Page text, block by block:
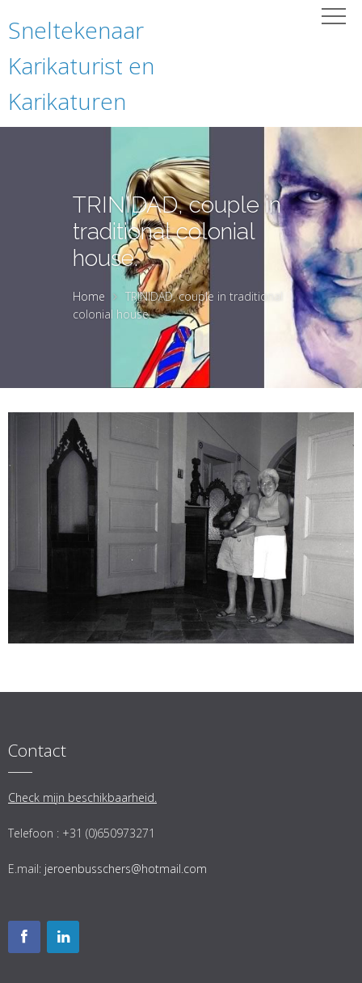
Sneltekenaar
Karikaturist en
Karikaturen
TRINIDAD, couple in
traditional colonial
house.
Home
TRINIDAD, couple in traditional
colonial house.
Contact
Check mijn beschikbaarheid.
Telefoon : +31 (0)650973271
E.mail: jeroenbusschers@hotmail.com